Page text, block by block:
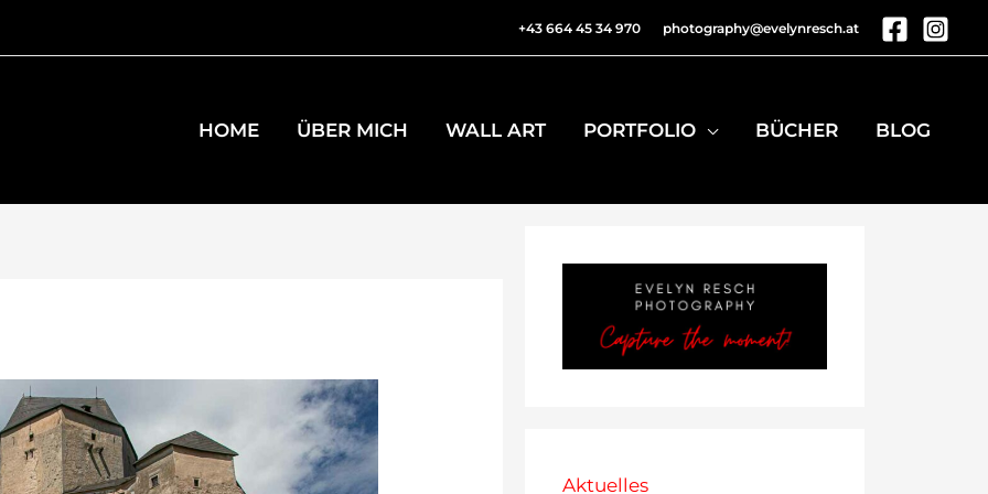
+43 664 45 34 970 photography@evelynresch.at
HOME ÜBER MICH WALL ART PORTFOLIO BÜCHER BLOG
Aktuelles